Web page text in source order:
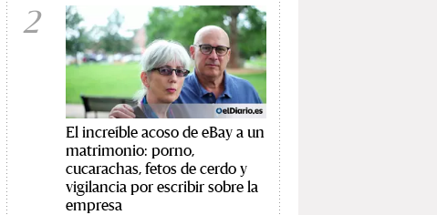
2
El increíble acoso de eBay a un
matrimonio: porno,
cucarachas, fetos de cerdo y
vigilancia por escribir sobre la
empresa